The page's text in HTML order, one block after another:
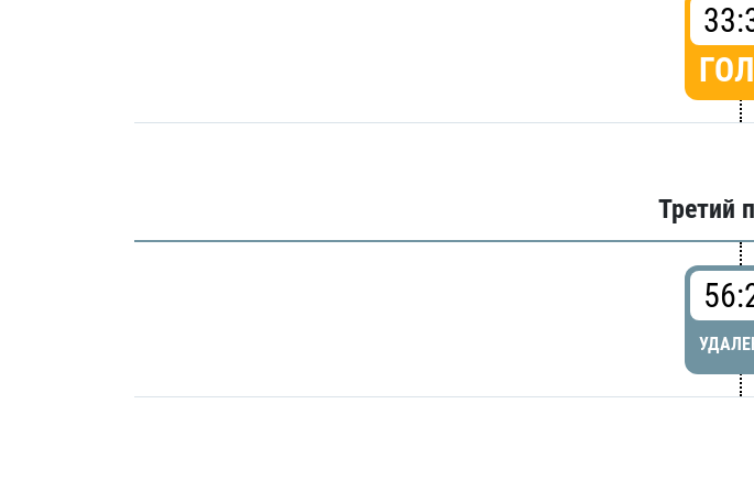
Третий